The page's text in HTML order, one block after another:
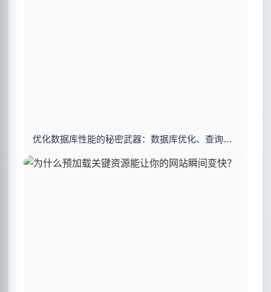
优化数据库性能的秘密武器：数据库优化、查询优化与索引建立揭秘